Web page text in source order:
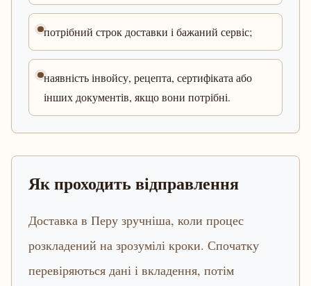
потрібний строк доставки і бажаний сервіс;
наявність інвойсу, рецепта, сертифіката або
інших документів, якщо вони потрібні.
Як проходить відправлення
Доставка в Перу зручніша, коли процес
розкладений на зрозумілі кроки. Спочатку
перевіряються дані і вкладення, потім